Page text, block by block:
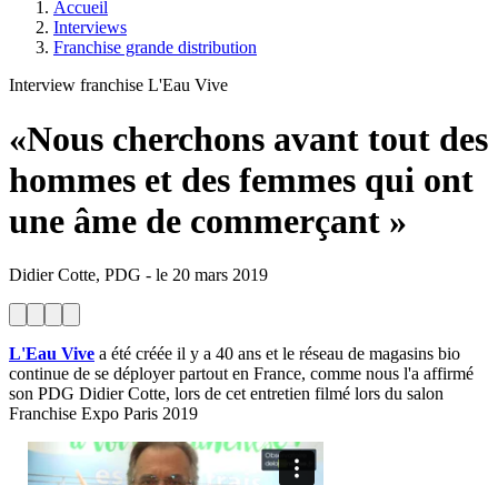
Accueil
Interviews
Franchise grande distribution
Interview franchise L'Eau Vive
«Nous cherchons avant tout des
hommes et des femmes qui ont
une âme de commerçant »
Didier Cotte, PDG - le 20 mars 2019
L'Eau Vive a été créée il y a 40 ans et le réseau de magasins bio
continue de se déployer partout en France, comme nous l'a affirmé
son PDG Didier Cotte, lors de cet entretien filmé lors du salon
Franchise Expo Paris 2019